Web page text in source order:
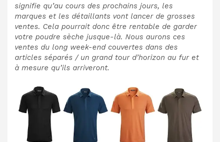
signifie qu’au cours des prochains jours, les
marques et les détaillants vont lancer de grosses
ventes. Cela pourrait donc être rentable de garder
votre poudre sèche jusque-là. Nous aurons ces
ventes du long week-end couvertes dans des
articles séparés / un grand tour d’horizon au fur et
à mesure qu’ils arriveront.